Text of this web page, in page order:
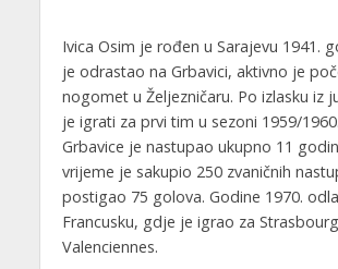
Ivica Osim je rođen u Sarajevu 1941.
je odrastao na Grbavici, aktivno je
nogomet u Željezničaru. Po izlasku iz
je igrati za prvi tim u sezoni 1959/
Grbavice je nastupao ukupno 11
vrijeme je sakupio 250 zvaničnih
postigao 75 golova. Godine 1970.
Francusku, gdje je igrao za
Valenciennes.